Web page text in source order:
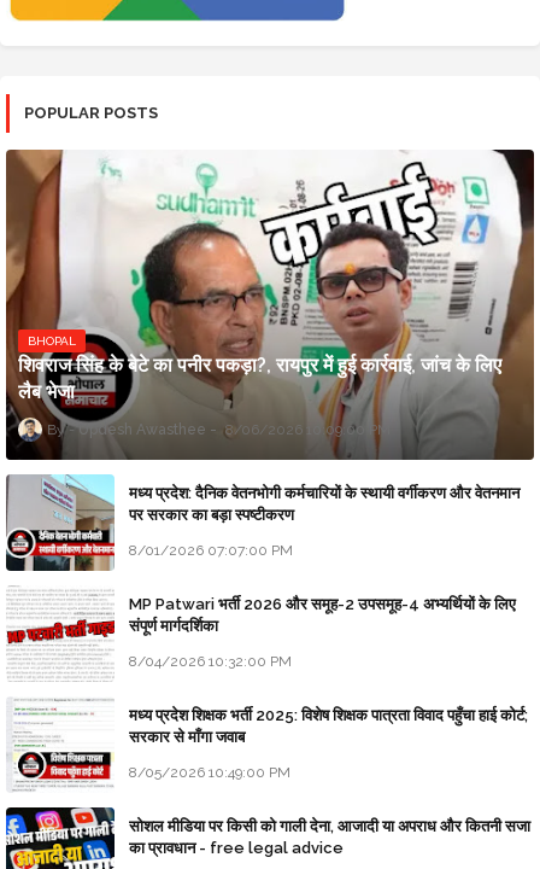
POPULAR POSTS
BHOPAL
शिवराज सिंह के बेटे का पनीर पकड़ा?, रायपुर में हुई कार्रवाई, जांच के लिए
लैब भेजा
Updesh Awasthee 8/06/2026 10:09:00 PM
मध्य प्रदेश: दैनिक वेतनभोगी कर्मचारियों के स्थायी वर्गीकरण और वेतनमान
पर सरकार का बड़ा स्पष्टीकरण
8/01/2026 07:07:00 PM
MP Patwari भर्ती 2026 और समूह-2 उपसमूह-4 अभ्यर्थियों के लिए
संपूर्ण मार्गदर्शिका
8/04/2026 10:32:00 PM
मध्य प्रदेश शिक्षक भर्ती 2025: विशेष शिक्षक पात्रता विवाद पहुँचा हाई कोर्ट;
सरकार से माँगा जवाब
8/05/2026 10:49:00 PM
सोशल मीडिया पर किसी को गाली देना, आजादी या अपराध और कितनी सजा
का प्रावधान - free legal advice